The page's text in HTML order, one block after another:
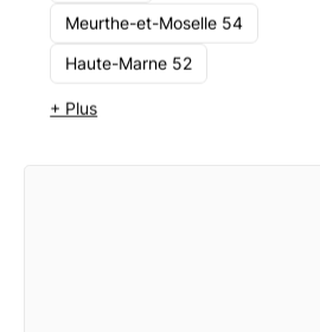
Meurthe-et-Moselle 54
Haute-Marne 52
+ Plus
Nancy
1 - 10
Voir le cabinet